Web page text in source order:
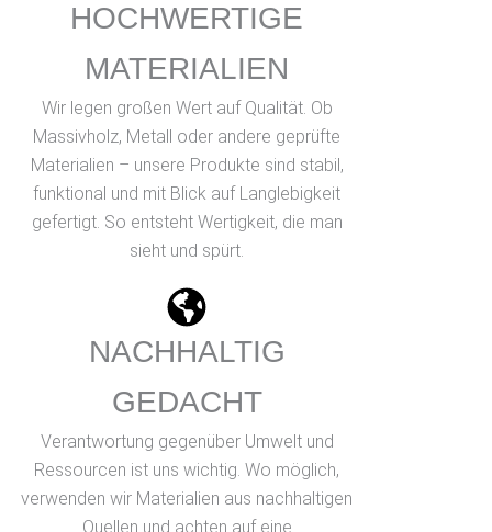
HOCHWERTIGE
MATERIALIEN
Wir legen großen Wert auf Qualität. Ob
Massivholz, Metall oder andere geprüfte
Materialien – unsere Produkte sind stabil,
funktional und mit Blick auf Langlebigkeit
gefertigt. So entsteht Wertigkeit, die man
sieht und spürt.
NACHHALTIG
GEDACHT
Verantwortung gegenüber Umwelt und
Ressourcen ist uns wichtig. Wo möglich,
verwenden wir Materialien aus nachhaltigen
Quellen und achten auf eine